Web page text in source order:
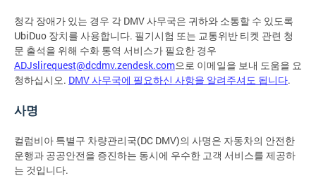
청각 장애가 있는 경우 각 DMV 사무국은 귀하와 소통할 수 있도록
UbiDuo 장치를 사용합니다. 필기시험 또는 교통위반 티켓 관련 청
문 출석을 위해 수화 통역 서비스가 필요한 경우
ADJslirequest@dcdmv.zendesk.com으로 이메일을 보내 도움을 요
청하십시오. DMV 사무국에 필요하신 사항을 알려주셔도 됩니다.
사명
컬럼비아 특별구 차량관리국(DC DMV)의 사명은 자동차의 안전한
운행과 공공안전을 증진하는 동시에 우수한 고객 서비스를 제공하
는 것입니다.